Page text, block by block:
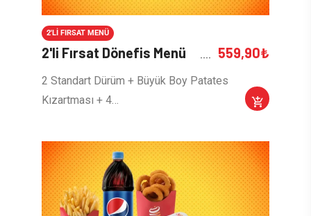
2'LI FIRSAT MENÜ
2'li Fırsat Dönefis Menü 559,90₺
2 Standart Dürüm + Büyük Boy Patates
Kızartması + 4…